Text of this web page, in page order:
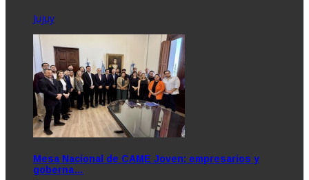
Jujuy
Mesa Nacional de CAME Joven: empresarios y
goberna…